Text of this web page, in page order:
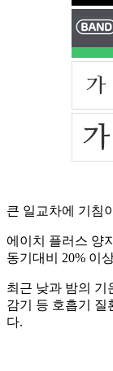
큰 일교차에 기침
에이치 플러스 양
동기대비 20% 이
최근 낮과 밤의 기
감기 등 호흡기 질
다.